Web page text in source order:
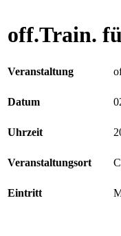
off.Train.
Veranstaltung
Datum
Uhrzeit
Veranstaltungsort
Eintritt